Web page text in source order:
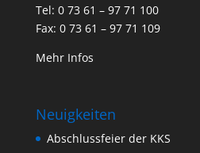
Tel: 0 73 61 – 97 71 100
Fax: 0 73 61 – 97 71 109
Mehr Infos
Neuigkeiten
Abschlussfeier der KKS